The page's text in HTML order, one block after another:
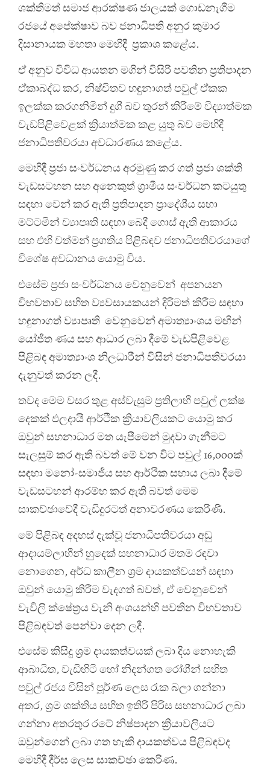
ශක්තිමත් සමාජ ආරක්ෂණ ජාලයක් ගොඩනැගීම
රජයේ අපේක්ෂාව බව ජනාධිපති අනුර කුමාර
දිසානායක මහතා මෙහිදී ප්‍රකාශ කළේය.
ඒ අනුව විවිධ ආයතන මගින් විසිරි පවතින ප්‍රතිපාදන
ඒකාබද්ධ කර, නිෂ්චිතව හඳුනාගත් පවුල් ඒකක
ඉලක්ක කරගනිමින් දුගී බව තුරන් කිරීමේ විද්‍යාත්මක
වැඩපිළිවෙළක් ක්‍රියාත්මක කළ යුතු බව මෙහිදී
ජනාධිපතිවරයා අවධාරණය කළේය.
මෙහිදී ප්‍රජා සංවර්ධනය අරමුණු කර ගත් ප්‍රජා ශක්ති
වැඩසටහන සහ අනෙකුත් ග්‍රාමීය සංවර්ධන කටයුතු
සඳහා වෙන් කර ඇති ප්‍රතිපාදන ප්‍රාදේශීය සභා
මට්ටමින් ව්‍යාපෘති සඳහා බෙදී ගොස් ඇති ආකාරය
සහ එහි වත්මන් ප්‍රගතිය පිළිබඳව ජනාධිපතිවරයාගේ
විශේෂ අවධානය යොමු විය.
එසේම ප්‍රජා සංවර්ධනය වෙනුවෙන් අපනයන
විභවතාව සහිත ව්‍යවසායකයන් දිරිමත් කිරීම සඳහා
හඳුනාගත් ව්‍යාපෘති වෙනුවෙන් අමාත්‍යාංශය මඟින්
යෝජිත ණය සහ ආධාර ලබා දීමේ වැඩපිළිවෙළ
පිළිබඳ අමාත්‍යාංශ නිලධාරීන් විසින් ජනාධිපතිවරයා
දැනුවත් කරන ලදී.
තවද මෙම වසර තුළ අස්වැසුම ප්‍රතිලාභී පවුල් ලක්ෂ
දෙකක් ඵලදායී ආර්ථික ක්‍රියාවලියකට යොමු කර
ඔවුන් සහනාධාර මත යැපීමෙන් මුදවා ගැනීමට
සැලසුම් කර ඇති බවත් මේ වන විට පවුල් 16,000ක්
සඳහා මනෝ-සමාජීය සහ ආර්ථික සහාය ලබා දීමේ
වැඩසටහන් ආරම්භ කර ඇති බවත් මෙම
සාකච්ඡාවේදී වැඩිදුරටත් අනාවරණය කෙරිණි.
මේ පිළිබඳ අදහස් දැක්වූ ජනාධිපතිවරයා අඩු
ආදායම්ලාභීන් හුදෙක් සහනාධාර මතම රඳවා
නොගෙන, අර්ධ කාලීන ශ්‍රම දායකත්වයන් සඳහා
ඔවුන් යොමු කිරීම වැදගත් බවත්, ඒ වෙනුවෙන්
වැවිලි ක්ෂේත්‍රය වැනි අංශයන්හි පවතින විභවතාව
පිළිබඳවත් පෙන්වා දෙන ලදී.
එසේම කිසිදු ශ්‍රම දායකත්වයක් ලබා දිය නොහැකි
ආබාධිත, වැඩිහිටි හෝ නිදන්ගත රෝගීන් සහිත
පවුල් රජය විසින් පූර්ණ ලෙස රැක බලා ගන්නා
අතර, ශ්‍රම ශක්තිය සහිත ඉතිරි පිරිස සහනාධාර ලබා
ගන්නා අතරතුර රටේ නිෂ්පාදන ක්‍රියාවලියට
ඔවුන්ගෙන් ලබා ගත හැකි දායකත්වය පිළිබඳවද
මෙහිදී දීර්ඝ ලෙස සාකච්ඡා කෙරිණ.